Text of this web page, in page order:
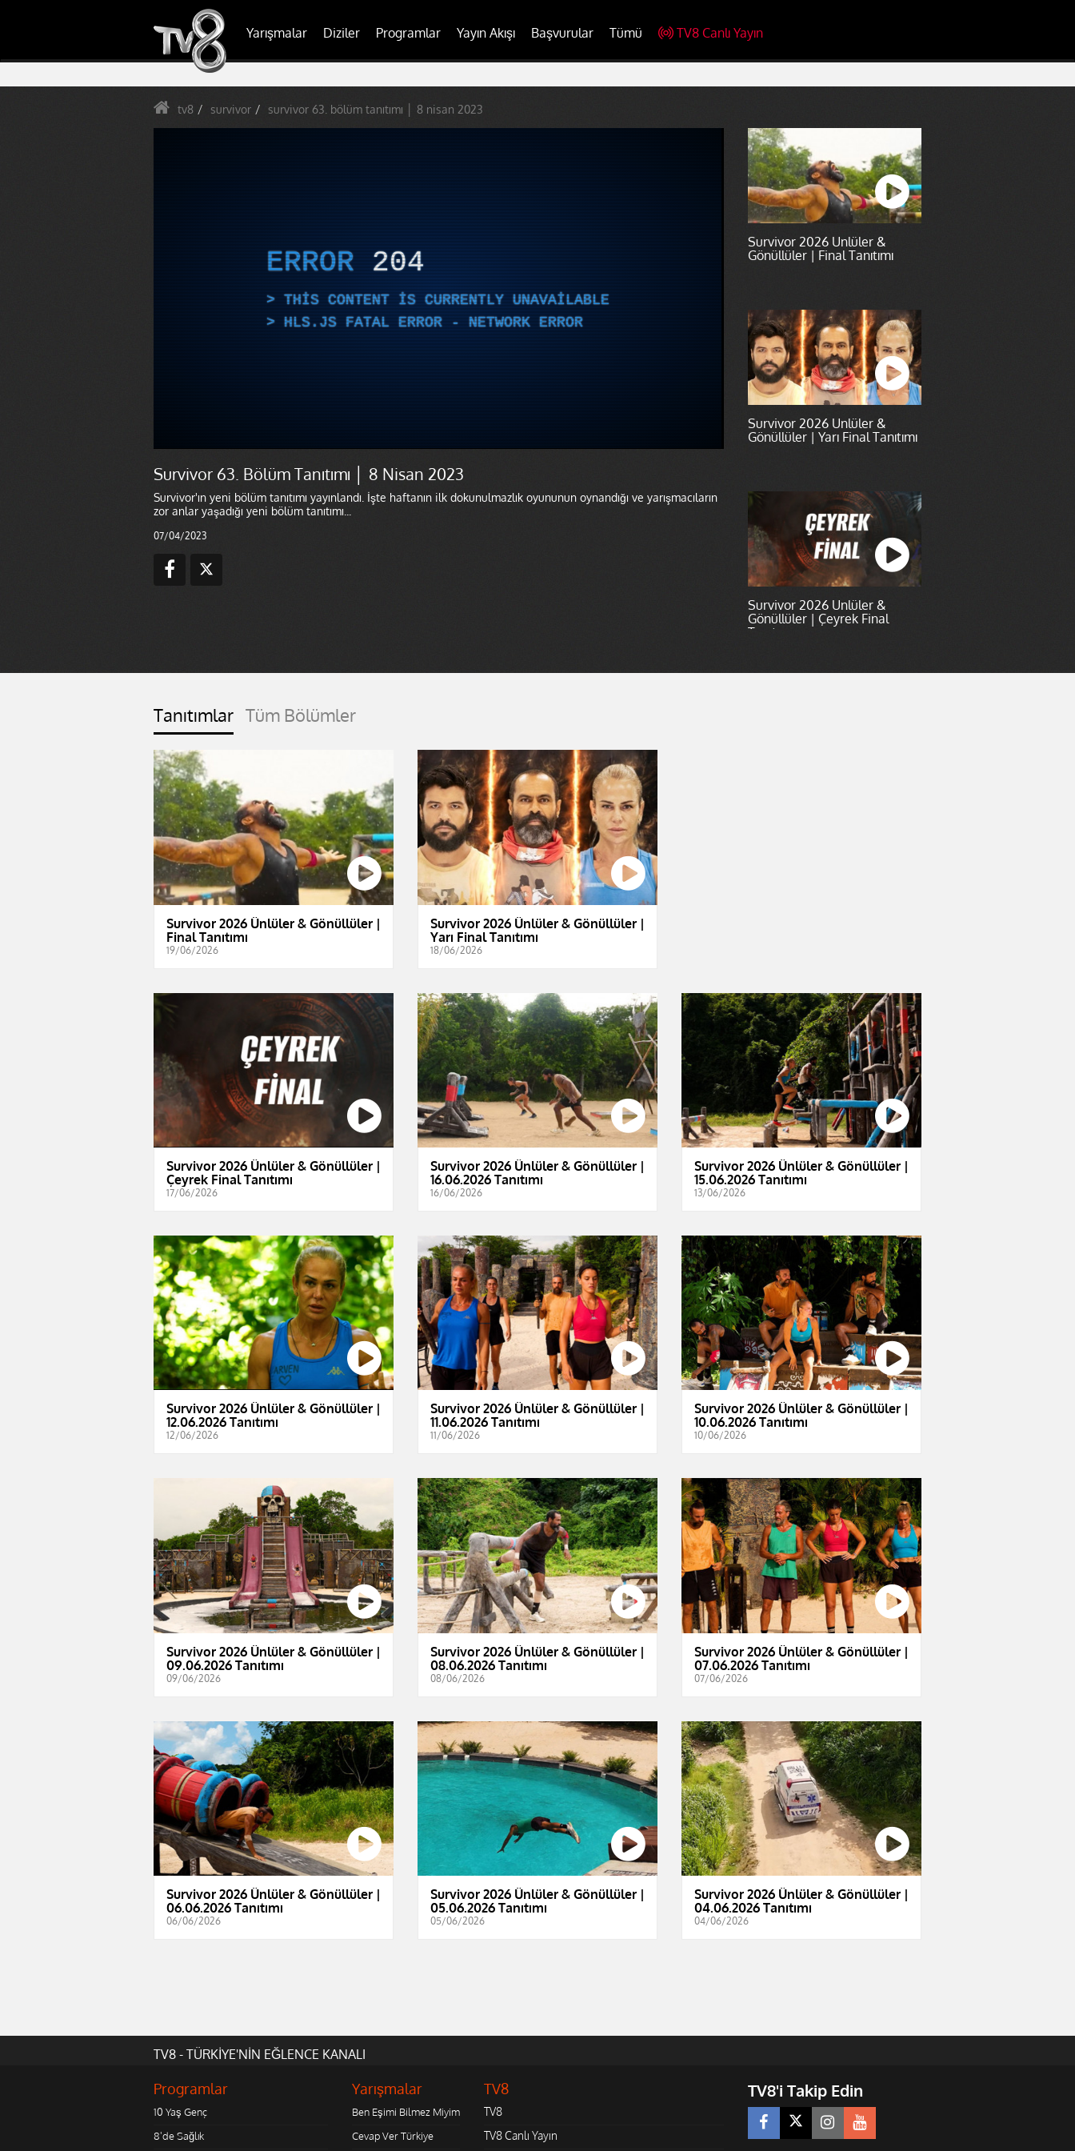
Yarışmalar Diziler Programlar Yayın Akışı Başvurular Tümü TV8 Canlı Yayın
tv8 survivor survivor 63. bölüm tanıtımı │ 8 nisan 2023
ERROR 204
THIS CONTENT IS CURRENTLY UNAVAILABLE
HLS.JS FATAL ERROR - NETWORK ERROR
Survivor 63. Bölüm Tanıtımı │ 8 Nisan 2023
Survivor'ın yeni bölüm tanıtımı yayınlandı. İşte haftanın ilk dokunulmazlık oyununun oynandığı ve yarışmacıların
zor anlar yaşadığı yeni bölüm tanıtımı...
07/04/2023
Survivor 2026 Ünlüler &
Gönüllüler | Final Tanıtımı
Survivor 2026 Ünlüler &
Gönüllüler | Yarı Final Tanıtımı
Survivor 2026 Ünlüler &
Gönüllüler | Çeyrek Final
Tanıtımı
Tanıtımlar Tüm Bölümler
Survivor 2026 Ünlüler & Gönüllüler |
Final Tanıtımı
19/06/2026
Survivor 2026 Ünlüler & Gönüllüler |
Yarı Final Tanıtımı
18/06/2026
Survivor 2026 Ünlüler & Gönüllüler |
Çeyrek Final Tanıtımı
17/06/2026
Survivor 2026 Ünlüler & Gönüllüler |
16.06.2026 Tanıtımı
16/06/2026
Survivor 2026 Ünlüler & Gönüllüler |
15.06.2026 Tanıtımı
13/06/2026
Survivor 2026 Ünlüler & Gönüllüler |
12.06.2026 Tanıtımı
12/06/2026
Survivor 2026 Ünlüler & Gönüllüler |
11.06.2026 Tanıtımı
11/06/2026
Survivor 2026 Ünlüler & Gönüllüler |
10.06.2026 Tanıtımı
10/06/2026
Survivor 2026 Ünlüler & Gönüllüler |
09.06.2026 Tanıtımı
09/06/2026
Survivor 2026 Ünlüler & Gönüllüler |
08.06.2026 Tanıtımı
08/06/2026
Survivor 2026 Ünlüler & Gönüllüler |
07.06.2026 Tanıtımı
07/06/2026
Survivor 2026 Ünlüler & Gönüllüler |
06.06.2026 Tanıtımı
06/06/2026
Survivor 2026 Ünlüler & Gönüllüler |
05.06.2026 Tanıtımı
05/06/2026
Survivor 2026 Ünlüler & Gönüllüler |
04.06.2026 Tanıtımı
04/06/2026
TV8 - TÜRKİYE'NİN EĞLENCE KANALI
Programlar
10 Yaş Genç
8'de Sağlık
Yarışmalar
Ben Eşimi Bilmez Miyim
Cevap Ver Türkiye
TV8
TV8
TV8 Canlı Yayın
TV8'i Takip Edin